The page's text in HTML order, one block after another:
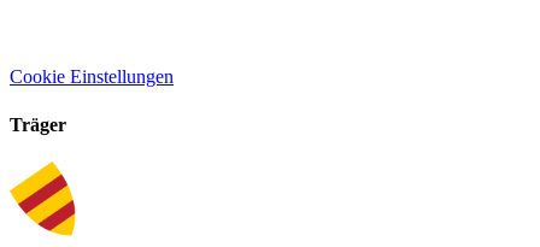
Cookie Einstellungen
Träger